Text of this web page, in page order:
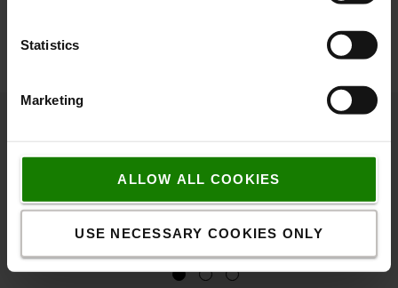
Statistics
Marketing
ALLOW ALL COOKIES
USE NECESSARY COOKIES ONLY